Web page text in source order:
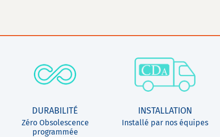
DURABILITÉ
Zéro Obsolescence
programmée
INSTALLATION
Installé par nos équipes